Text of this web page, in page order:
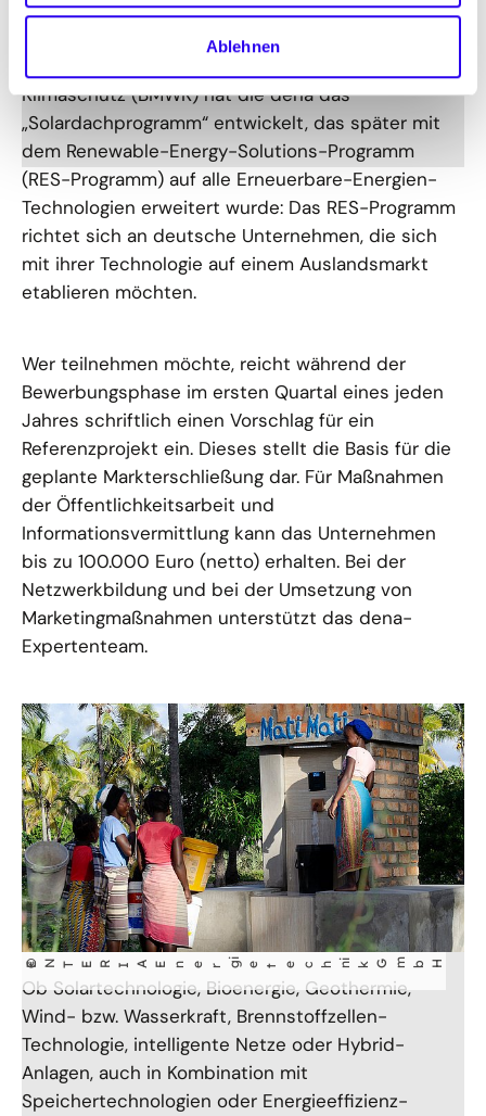
Ablehnen
Im Rahmen der Exportinitiative Energie des
Klimaschutz (BMWK) hat die dena das
„Solardachprogramm“ entwickelt, das später mit
dem Renewable-Energy-Solutions-Programm
(RES-Programm) auf alle Erneuerbare-Energien-
Technologien erweitert wurde: Das RES-Programm
richtet sich an deutsche Unternehmen, die sich
mit ihrer Technologie auf einem Auslandsmarkt
etablieren möchten.
Wer teilnehmen möchte, reicht während der
Bewerbungsphase im ersten Quartal eines jeden
Jahres schriftlich einen Vorschlag für ein
Referenzprojekt ein. Dieses stellt die Basis für die
geplante Markterschließung dar. Für Maßnahmen
der Öffentlichkeitsarbeit und
Informationsvermittlung kann das Unternehmen
bis zu 100.000 Euro (netto) erhalten. Bei der
Netzwerkbildung und bei der Umsetzung von
Marketingmaßnahmen unterstützt das dena-
Expertenteam.
©
E N
TERIA Ener
g i
etechn i
k Gm bH
Ob Solartechnologie, Bioenergie, Geothermie,
Wind- bzw. Wasserkraft, Brennstoffzellen-
Technologie, intelligente Netze oder Hybrid-
Anlagen, auch in Kombination mit
Speichertechnologien oder Energieeffizienz-